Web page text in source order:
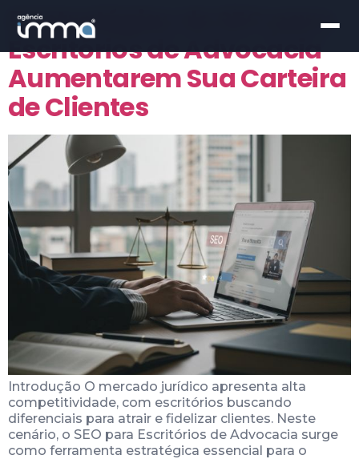
5 Estratégias de SEO para
Escritórios de Advocacia
Aumentarem Sua Carteira
de Clientes
Introdução O mercado jurídico apresenta alta
competitividade, com escritórios buscando
diferenciais para atrair e fidelizar clientes. Neste
cenário, o SEO para Escritórios de Advocacia surge
como ferramenta estratégica essencial para o